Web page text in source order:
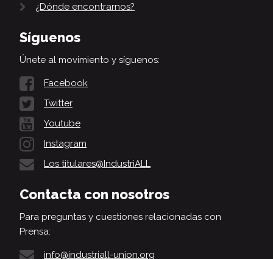
¿Dónde encontrarnos?
Síguenos
Únete al movimiento y síguenos:
Facebook
Twitter
Youtube
Instagram
Los titulares@IndustriALL
Contacta con nosotros
Para preguntas y cuestiones relacionadas con
Prensa:
info@industriall-union.org